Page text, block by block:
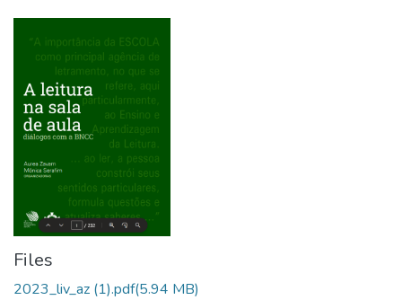
Periodicals
Files
2023_liv_az (1).pdf(5.94 MB)